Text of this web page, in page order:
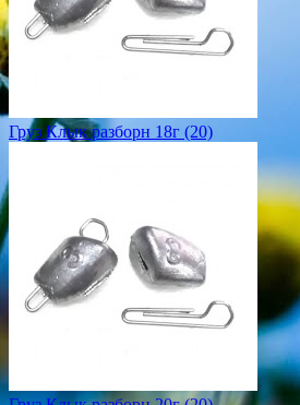
Груз Клык разборн 18г (20)